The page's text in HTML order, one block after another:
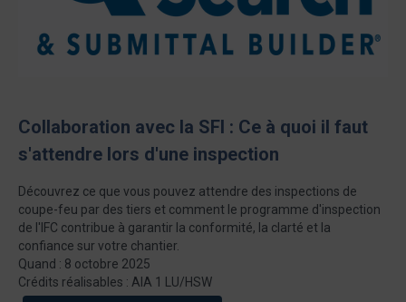
Collaboration avec la SFI : Ce à quoi il faut
s'attendre lors d'une inspection
Découvrez ce que vous pouvez attendre des inspections de
coupe-feu par des tiers et comment le programme d'inspection
de l'IFC contribue à garantir la conformité, la clarté et la
confiance sur votre chantier.
Quand : 8 octobre 2025
Crédits réalisables : AIA 1 LU/HSW